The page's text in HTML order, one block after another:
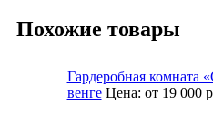
Похожие товары
Гардеробная комната
венге Цена: от 19 000